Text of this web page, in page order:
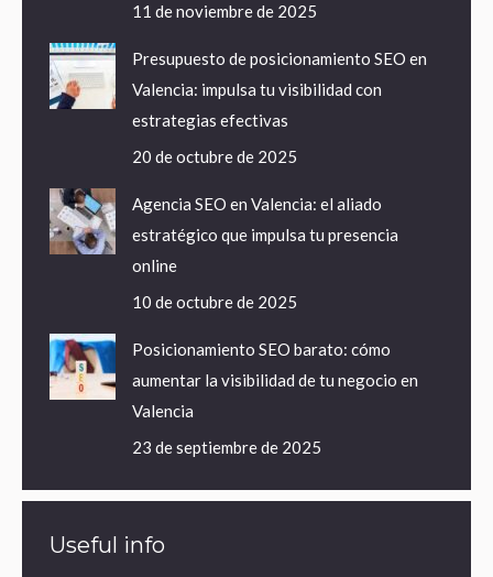
11 de noviembre de 2025
Presupuesto de posicionamiento SEO en
Valencia: impulsa tu visibilidad con
estrategias efectivas
20 de octubre de 2025
Agencia SEO en Valencia: el aliado
estratégico que impulsa tu presencia
online
10 de octubre de 2025
Posicionamiento SEO barato: cómo
aumentar la visibilidad de tu negocio en
Valencia
23 de septiembre de 2025
Useful info